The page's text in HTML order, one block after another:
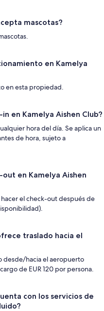
mascotas?
en Kamelya
en esta propiedad.
en Kamelya Aishen Club?
hora del día. Se aplica un
de hora, sujeto a
en Kamelya Aishen
el check-out después de
traslado hacia el
desde/hacia el aeropuerto
de EUR 120 por persona.
con los servicios de